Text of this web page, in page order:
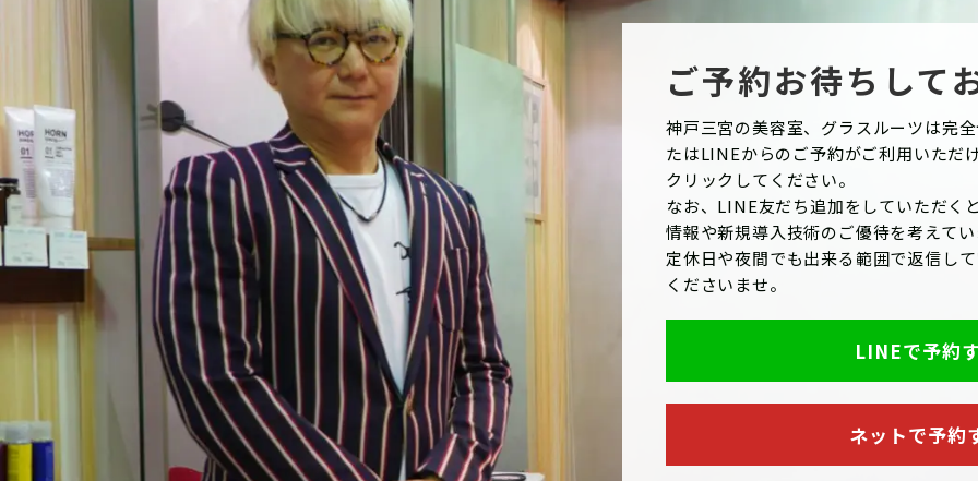
ご予約お待ちして
神戸三宮の美容室、グラスルーツは完
たはLINEからのご予約がご利用いただ
クリックしてください。
なお、LINE友だち追加をしていただく
情報や新規導入技術のご優待を考えて
定休日や夜間でも出来る範囲で返信し
くださいませ。
LINEで予約
ネットで予約